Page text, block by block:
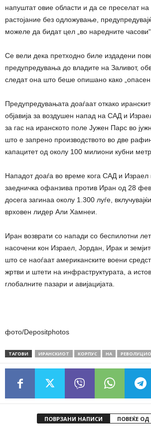
напуштат овие области и да се преселат
растојание без одложување,
можеле да бидат цел „во наредните часови“.
Се вели дека претходно биле издадени
предупредувања до владите на Заливот,
следат она што беше опишано како „опасен
Предупредувањата доаѓаат откако
објавија за воздушен напад на САД и
за гас на иранското поле Јужен Парс во
што е запрено производството во две
капацитет од околу 100 милиони кубни
Нападот доаѓа во време кога САД и Израел
заедничка офанзива против Иран од 28
досега загинаа околу 1.300 луѓе,
врховен лидер Али Хамнеи.
Иран возврати со напади со беспилотни
насочени кон Израел, Јордан, Ирак и
што се наоѓаат американските воени
жртви и штети на инфраструктурата, а
глобалните пазари и авијацијата.
фото/Depositphotos
ТАГОВИ ИРАНСКИОТ КОРПУС НА
ПОВРЗАНИ НАПИСИ ПОВЕЌЕ